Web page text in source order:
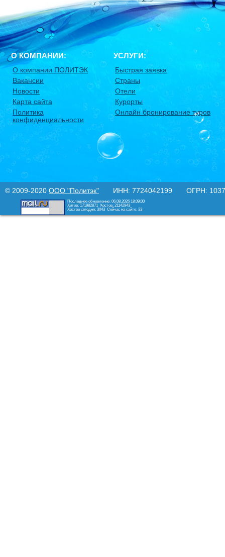
О КОМПАНИИ:
О компании ПОЛИТЭК
Вакансии
Новости
Карта сайта
Политика
конфиденциальности
УСЛУГИ:
Быстрая заявка
Страны
Отели
Курорты
Онлайн бронирование туров
© 2009-2020 ООО "Политэк" ИНН: 7724042199 ОГРН:
Последнее обновление: 06.08.2026 18:09:00
Хитов: 171982871 Хостов: 21142943
Хостов сегодня: 3043 Сейчас на сайте: 33